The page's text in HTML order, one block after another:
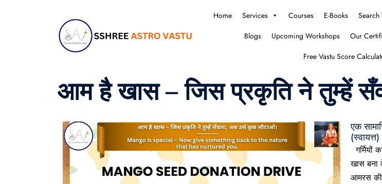
Home Services Courses E-Books Search
Blogs
Upcoming Workshops Our
Free Vastu Score
आम है खास – जिस प्रकृति ने तुम्हें
एक
(स्वायत्त)
खास बना
आमरस की